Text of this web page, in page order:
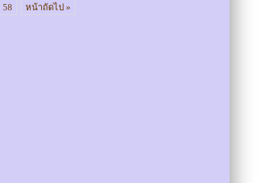
58 หน้าถัดไป »